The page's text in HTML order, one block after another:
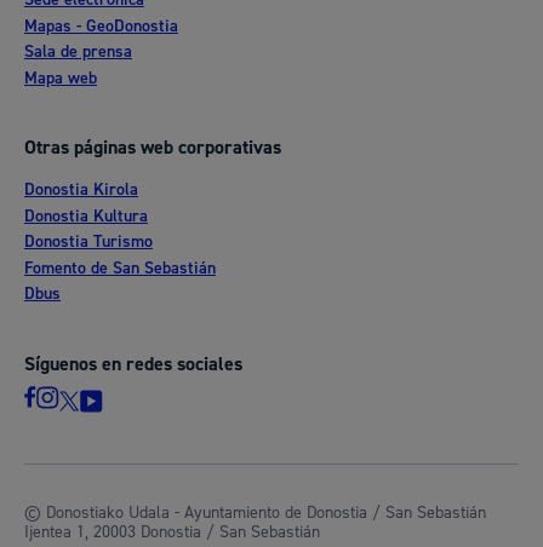
Mapas - GeoDonostia
Sala de prensa
Mapa web
Otras páginas web corporativas
Donostia Kirola
Donostia Kultura
Donostia Turismo
Fomento de San Sebastián
Dbus
Síguenos en redes sociales
© Donostiako Udala - Ayuntamiento de Donostia / San Sebastián
Ijentea 1, 20003 Donostia / San Sebastián